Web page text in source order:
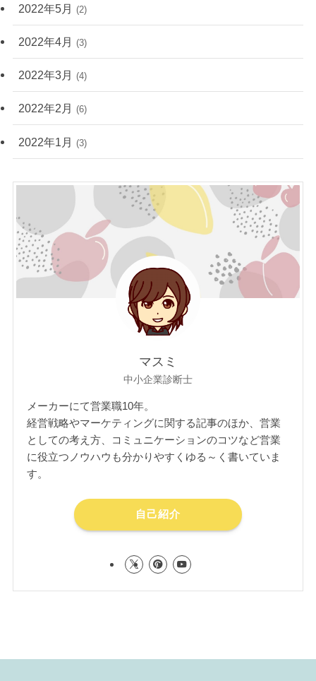
2022年5月 (2)
2022年4月 (3)
2022年3月 (4)
2022年2月 (6)
2022年1月 (3)
マスミ
中小企業診断士
メーカーにて営業職10年。
経営戦略やマーケティングに関する記事のほか、営業
としての考え方、コミュニケーションのコツなど営業
に役立つノウハウも分かりやすくゆる～く書いていま
す。
自己紹介